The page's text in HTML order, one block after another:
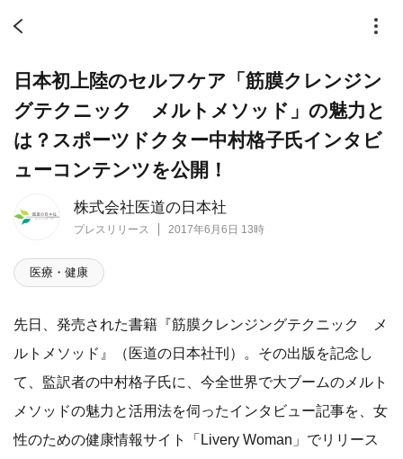
株式会社医道の日本社
プレスリリース 2017年6月6日 13時
日本初上陸のセルフケア「筋膜クレンジン
グテクニック メルトメソッド」の魅力と
は？スポーツドクター中村格子氏インタビ
ューコンテンツを公開！
医療・健康
先日、発売された書籍『筋膜クレンジングテクニック メ
ルトメソッド』（医道の日本社刊）。その出版を記念し
て、監訳者の中村格子氏に、今全世界で大ブームのメルト
メソッドの魅力と活用法を伺ったインタビュー記事を、女
性のための健康情報サイト「Livery Woman」でリリース